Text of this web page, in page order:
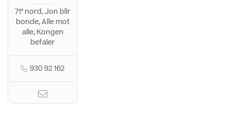
71° nord, Jon blir
bonde, Alle mot
alle, Kongen
befaler
930 92 162